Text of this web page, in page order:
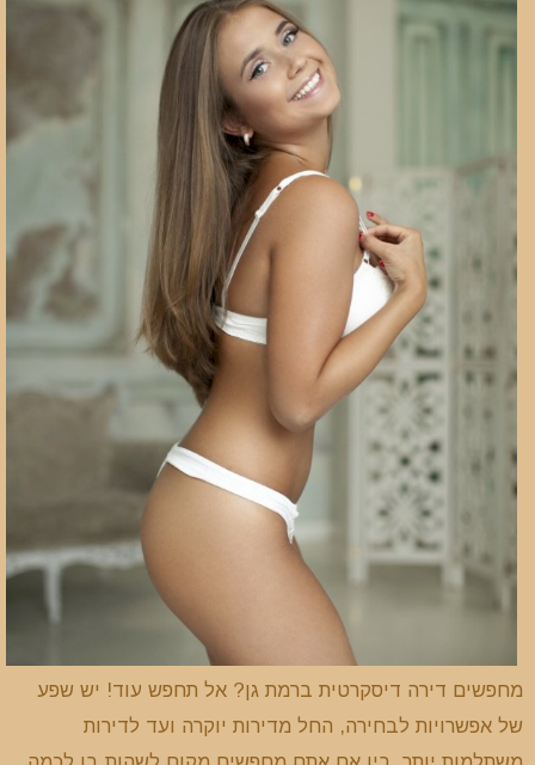
מחפשים דירה דיסקרטית ברמת גן? אל תחפש עוד! יש שפע
של אפשרויות לבחירה, החל מדירות יוקרה ועד לדירות